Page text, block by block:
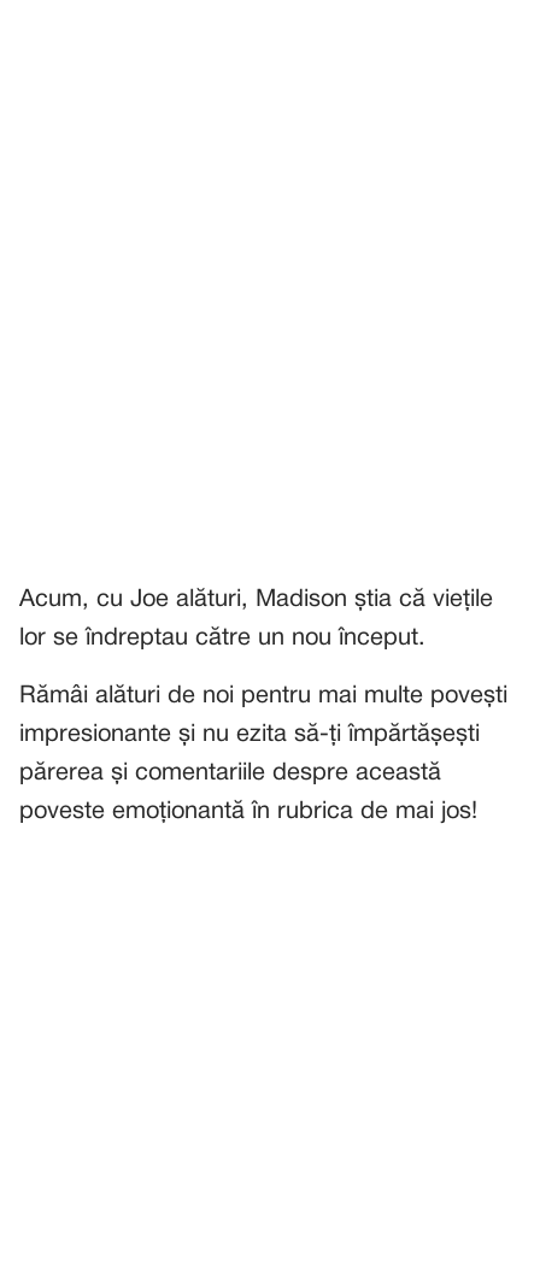
Acum, cu Joe alături, Madison știa că viețile
lor se îndreptau către un nou început.
Rămâi alături de noi pentru mai multe povești
impresionante și nu ezita să-ți împărtășești
părerea și comentariile despre această
poveste emoționantă în rubrica de mai jos!